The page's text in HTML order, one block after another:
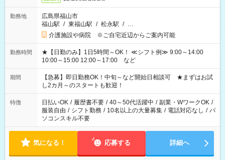
勤務地
広島県福山市
福山駅 / 東福山駅 / 松永駅 / …
介護施設や病院 ※ご自宅近辺からご案内可能
勤務時間
★【日勤のみ】1日5時間～OK！ ≪シフト例≫ 9:00～14:00
10:00～15:00 12:00～17:00 など
期間
【急募】即日勤務OK！中旬～など開始日相談可 ★まずはお試
し2カ月～のスタートも歓迎！
特徴 日払いOK / 履歴書不要 / 40～50代活躍中 / 副業・WワークOK /
服装自由 / シフト勤務 / 10名以上の大量募集 / 電話対応なし / パ
ソコンスキル不要
気になる！ 応募する 詳細へ